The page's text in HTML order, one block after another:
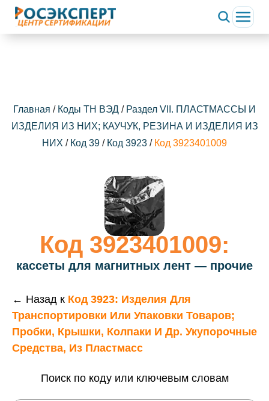
Главная / Коды ТН ВЭД / Раздел VII. ПЛАСТМАССЫ И
ИЗДЕЛИЯ ИЗ НИХ; КАУЧУК, РЕЗИНА И ИЗДЕЛИЯ ИЗ
НИХ / Код 39 / Код 3923 / Код 3923401009
Код 3923401009:
кассеты для магнитных лент — прочие
← Назад к Код 3923: Изделия Для
Транспортировки Или Упаковки Товаров;
Пробки, Крышки, Колпаки И Др. Укупорочные
Средства, Из Пластмасс
Поиск по коду или ключевым словам